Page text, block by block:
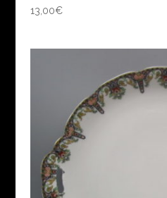
13,00€